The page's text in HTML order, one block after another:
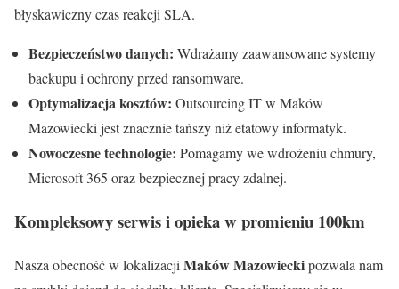
błyskawiczny czas reakcji SLA.
Bezpieczeństwo danych: Wdrażamy zaawansowane systemy
backupu i ochrony przed ransomware.
Optymalizacja kosztów: Outsourcing IT w Maków
Mazowiecki jest znacznie tańszy niż etatowy informatyk.
Nowoczesne technologie: Pomagamy we wdrożeniu chmury,
Microsoft 365 oraz bezpiecznej pracy zdalnej.
Kompleksowy serwis i opieka w promieniu 100km
Nasza obecność w lokalizacji Maków Mazowieckipozwala nam